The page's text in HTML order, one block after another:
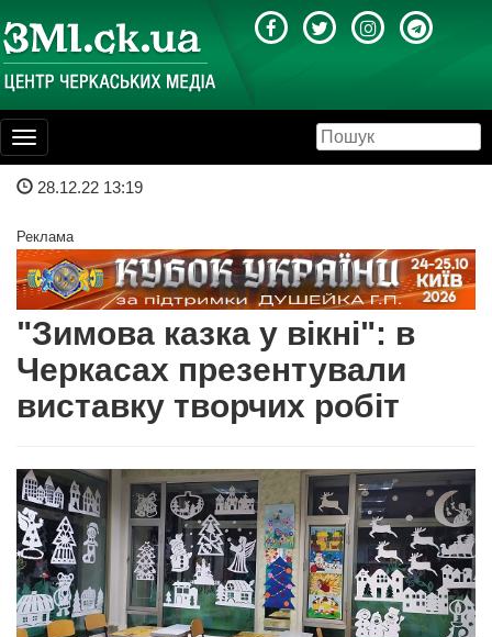
Toggle
navigation
28.12.22 13:19
Реклама
"Зимова казка у вікні": в
Черкасах презентували
виставку творчих робіт